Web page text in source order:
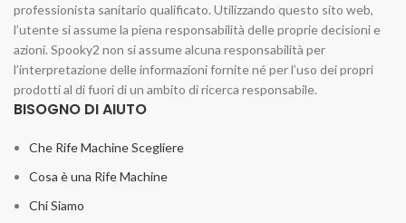
professionista sanitario qualificato. Utilizzando questo sito web,
l’utente si assume la piena responsabilità delle proprie decisioni e
azioni. Spooky2 non si assume alcuna responsabilità per
l’interpretazione delle informazioni fornite né per l’uso dei propri
prodotti al di fuori di un ambito di ricerca responsabile.
BISOGNO DI AIUTO
Che Rife Machine Scegliere
Cosa è una Rife Machine
Chi Siamo